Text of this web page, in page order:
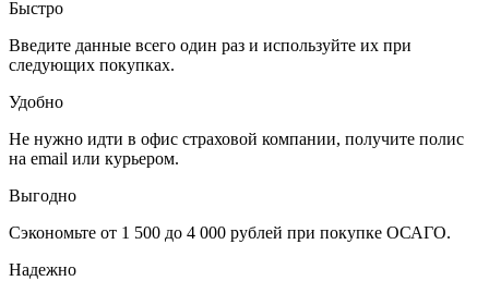
Быстро
Введите данные всего один раз и используйте их при
следующих покупках.
Удобно
Не нужно идти в офис страховой компании, получите полис
на email или курьером.
Выгодно
Сэкономьте от 1 500 до 4 000 рублей при покупке ОСАГО.
Надежно